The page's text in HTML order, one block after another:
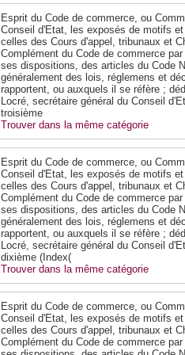
Esprit du Code de commerce, ou
Conseil d'Etat, les exposés de motifs
celles des Cours d'appel, tribunaux et
Complément du Code de commerce
ses dispositions, des articles du Code
généralement des lois, réglemens et
rapportent, ou auxquels il se réfère ;
Locré, secrétaire général du Conseil
troisième
Trouver dans la même catégorie
Esprit du Code de commerce, ou
Conseil d'Etat, les exposés de motifs
celles des Cours d'appel, tribunaux et
Complément du Code de commerce
ses dispositions, des articles du Code
généralement des lois, réglemens et
rapportent, ou auxquels il se réfère ;
Locré, secrétaire général du Conseil
dixième (Index(
Trouver dans la même catégorie
Esprit du Code de commerce, ou
Conseil d'Etat, les exposés de motifs
celles des Cours d'appel, tribunaux et
Complément du Code de commerce